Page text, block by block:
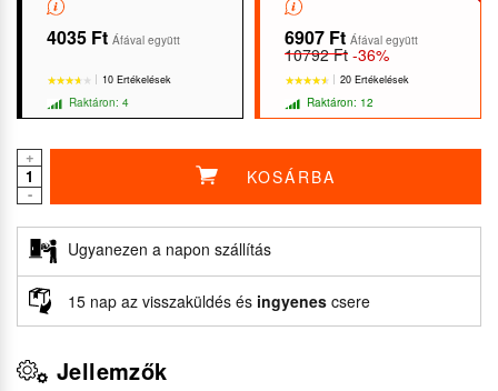
4035 Ft Áfával együtt
★★★★★
★★★★★
10 Ertékelések
Raktáron: 4
6907 Ft Áfával együtt
10792 Ft -36%
★★★★★
★★★★★
20 Ertékelések
Raktáron: 12
+
-
KOSÁRBA
Ugyanezen a napon szállítás
15 nap az visszaküldés és ingyenes csere
Jellemzők